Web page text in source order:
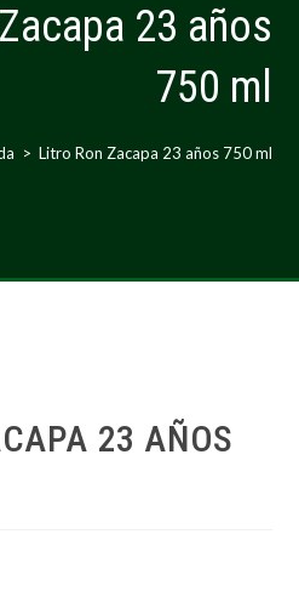
23 años
750 ml
> Litro Ron Zacapa 23 años 750 ml
23 AÑOS